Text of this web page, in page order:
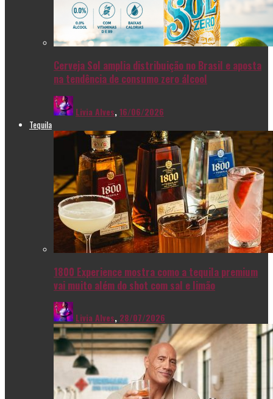
Cerveja Sol amplia distribuição no Brasil e aposta
na tendência de consumo zero álcool
Livia Alves,16/06/2026
Tequila
1800 Experience mostra como a tequila premium
vai muito além do shot com sal e limão
Livia Alves, 28/07/2026